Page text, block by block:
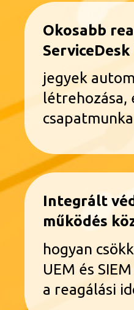
Okosabb
jegyek
létrehozása,
Integrált
működés
hogyan
UEM és
a reagálási